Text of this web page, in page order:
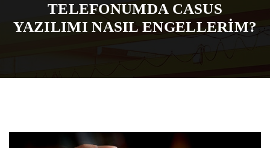
TELEFONUMDA CASUS
YAZILIMI NASIL ENGELLERIM?